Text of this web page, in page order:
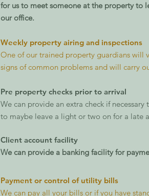
for us to meet someone at the property to
our office.
Weekly property airing and inspections
One of our trained property guardians will
signs of common problems and will carry
Pre property checks prior to arrival
We can provide an extra check if
to maybe leave a light or two on for a late
Client account facility
We can provide a banking facility for
Payment or control of utility bills
We can pay all your bills or if you have